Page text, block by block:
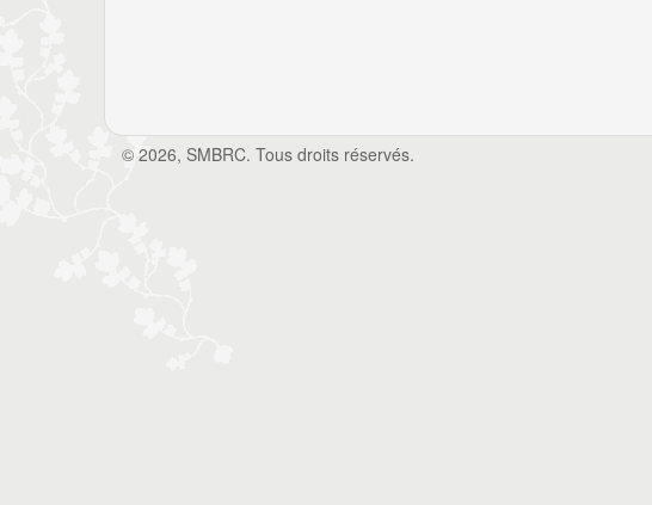
© 2026, SMBRC. Tous droits réservés.